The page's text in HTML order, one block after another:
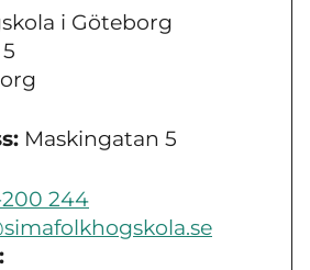
i Göteborg
Maskingatan 5
244